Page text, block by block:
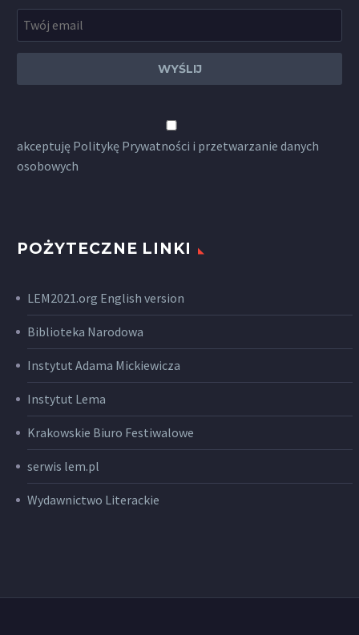
akceptuję Politykę Prywatności i przetwarzanie danych
osobowych
POŻYTECZNE LINKI
LEM2021.org English version
Biblioteka Narodowa
Instytut Adama Mickiewicza
Instytut Lema
Krakowskie Biuro Festiwalowe
serwis lem.pl
Wydawnictwo Literackie